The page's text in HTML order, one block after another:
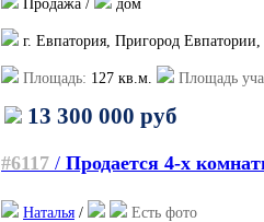
Продажа / дом
г. Евпатория, Пригород Евпатории,
Площадь: 127 кв.м. Площадь
13 300 000 руб
#6117 / Продается 4-х
Наталья / Есть фото